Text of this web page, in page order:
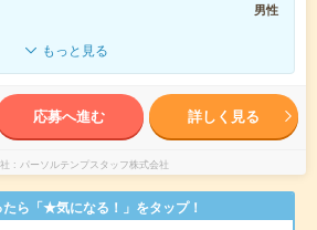
男性
もっと見る
応募へ進む 詳しく見る
パーソルテンプスタッフ株式会社
ら「★気になる！」をタップ！